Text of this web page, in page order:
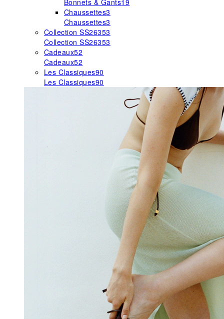
Bonnets & Gants19
Chaussettes3
Chaussettes3
Collection SS26353
Collection SS26353
Cadeaux52
Cadeaux52
Les Classiques90
Les Classiques90